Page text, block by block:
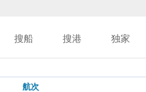
搜船 搜港 独家
航次